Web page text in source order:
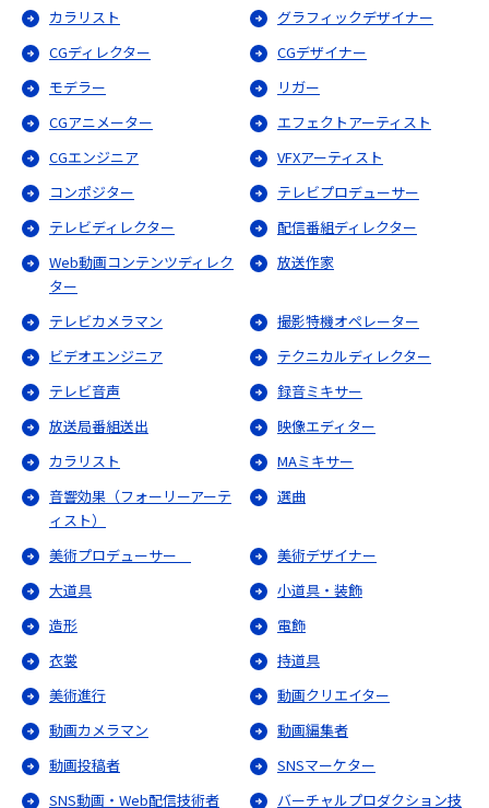
カラリスト
グラフィックデザイナー
CGディレクター
CGデザイナー
モデラー
リガー
CGアニメーター
エフェクトアーティスト
CGエンジニア
VFXアーティスト
コンポジター
テレビプロデューサー
テレビディレクター
配信番組ディレクター
Web動画コンテンツディレク
ター
放送作家
テレビカメラマン
撮影特機オペレーター
ビデオエンジニア
テクニカルディレクター
テレビ音声
録音ミキサー
放送局番組送出
映像エディター
カラリスト
MAミキサー
音響効果（フォーリーアーテ
ィスト）
選曲
美術プロデューサー
美術デザイナー
大道具
小道具・装飾
造形
電飾
衣裳
持道具
美術進行
動画クリエイター
動画カメラマン
動画編集者
動画投稿者
SNSマーケター
SNS動画・Web配信技術者
バーチャルプロダクション技